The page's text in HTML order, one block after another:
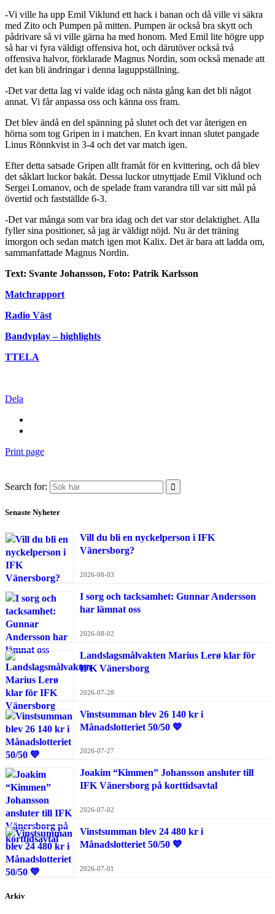
-Vi ville ha upp Emil Viklund ett hack i banan och då ville vi säkra
med Zito och Pumpen på mitten. Pumpen är också bra skytt och
pådrivare så vi ville gärna ha med honom. Med Emil lite högre upp
så har vi fyra väldigt offensiva hot, och därutöver också två
offensiva halvor, förklarade Magnus Nordin, som också menade att
det kan bli ändringar i denna laguppställning.
-Det var detta lag vi valde idag och nästa gång kan det bli något
annat. Vi får anpassa oss och känna oss fram.
Det blev ändå en del spänning på slutet och det var återigen en
hörna som tog Gripen in i matchen. En kvart innan slutet pangade
Linus Rönnkvist in 3-4 och det var match igen.
Efter detta satsade Gripen allt framåt för en kvittering, och då blev
det såklart luckor bakåt. Dessa luckor utnyttjade Emil Viklund och
Sergei Lomanov, och de spelade fram varandra till var sitt mål på
övertid och fastställde 6-3.
-Det var många som var bra idag och det var stor delaktighet. Alla
fyller sina positioner, så jag är väldigt nöjd. Nu är det träning
imorgon och sedan match igen mot Kalix. Det är bara att ladda om,
sammanfattade Magnus Nordin.
Text: Svante Johansson, Foto: Patrik Karlsson
Matchrapport
Radio Väst
Bandyplay – highlights
TTELA
Dela
Print page
Search for:
Senaste Nyheter
Vill du bli en nyckelperson i IFK
Vänersborg?
2026-08-03
I sorg och tacksamhet: Gunnar Andersson
har lämnat oss
2026-08-02
Landslagsmålvakten Marius Lerø klar för
IFK Vänersborg
2026-07-28
Vinstsumman blev 26 140 kr i
Månadslotteriet 50/50 💙
2026-07-27
Joakim “Kimmen” Johansson ansluter till
IFK Vänersborg på korttidsavtal
2026-07-02
Vinstsumman blev 24 480 kr i
Månadslotteriet 50/50 💙
2026-07-01
Arkiv